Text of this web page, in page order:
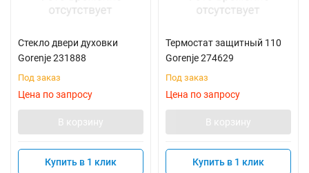
Стекло двери духовки
Gorenje 231888
Под заказ
Цена по запросу
В корзину
Купить в 1 клик
Термостат защитный 110
Gorenje 274629
Под заказ
Цена по запросу
В корзину
Купить в 1 клик